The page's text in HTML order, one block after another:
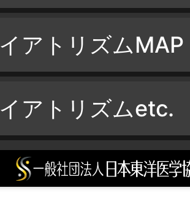
イアトリズムMAP
イアトリズムetc.